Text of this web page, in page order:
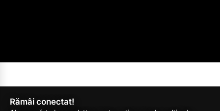
Rămâi conectat!